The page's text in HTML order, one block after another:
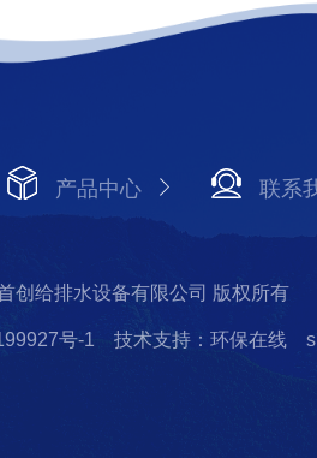
产品中心 联系
创给排水设备有限公司 版权所有
号-1 技术支持：环保在线